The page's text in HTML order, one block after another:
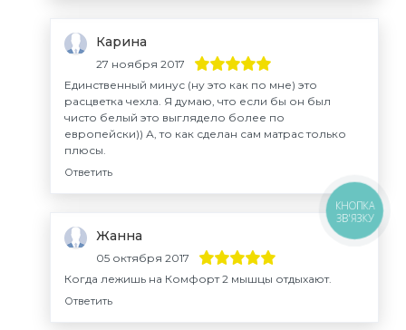
Карина
27 ноября 2017
Единственный минус (ну это как по мне) это
расцветка чехла. Я думаю, что если бы он был
чисто белый это выглядело более по
европейски)) А, то как сделан сам матрас только
плюсы.
Ответить
Жанна
05 октября 2017
Когда лежишь на Комфорт 2 мышцы отдыхают.
Ответить
КНОПКА
ЗВ'ЯЗКУ